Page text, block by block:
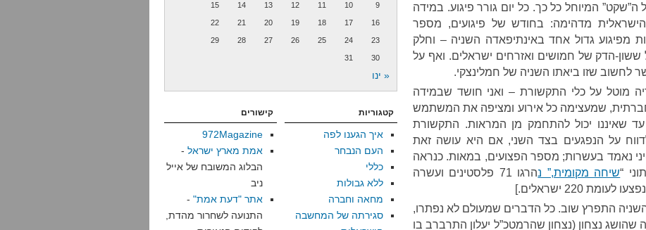
ה”שקט” המיוחל כל כך. כל יום גורר פיגוע. במידה
מדהימה: בחודש של פיגועים, מספר
מפיגוע גדול אחד באינתיפאדה השניה – וחלק
ששון-הדק של חמושים ואזרחים ישראלים. ואף על
לחשוב שזו ביאתו השניה של חמלינצקי.
מוטל על כלי התקשורת – ואני חושד שבמידה
שמעצימה כל אירוע ומציפה את המשתמש
שאיננו יכול להתחמק מן המראות. התקשורת
על הנפגעים בצד השני, אם היא עושה זאת
נאמד בעשרות; מספר הפצועים, במאות. כנראה
“שיחה מקומית,” נ
הרגו 71 פלסטינים ועשרה
התפרץ שוב. כל הדברים שמעולם לא נפתרו,
נצחון (נצחון שהרמטכ”ל יעלון התרברב בו
9
10
11
12
13
14
15
16
17
18
19
20
21
22
23
24
25
26
27
28
29
30
31
« ינו
קטגוריות
איך הגענו לפה
העם הנבחר
כללי
ללא גבולות
מחאה וחברה
סגירתה של המחשבה
קישורים
972Magazine
אמת מארץ ישראל -
הבלוג המשובח של אייל
ניב
אתר "דעת אמת" -
התנועה לשחרור מהדת,